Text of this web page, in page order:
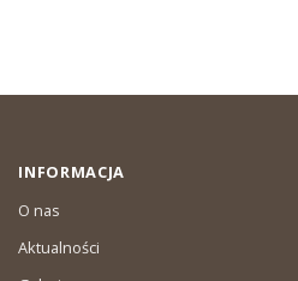
INFORMACJA
O nas
Aktualności